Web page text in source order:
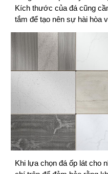
Kích thước của đá cũng
tắm để tạo nên sự hài hòa
Khi lựa chọn đá ốp lát cho